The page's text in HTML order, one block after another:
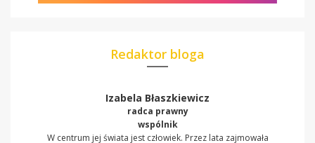
Redaktor bloga
Izabela Błaszkiewicz
radca prawny
wspólnik
W centrum jej świata jest człowiek. Przez lata zajmowała